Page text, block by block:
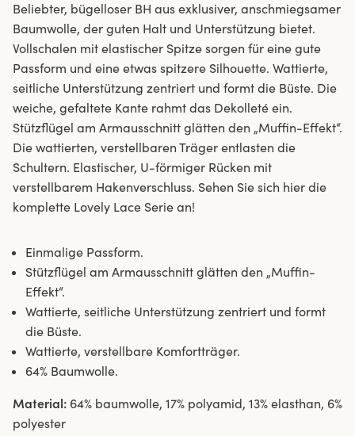
Beliebter, bügelloser BH aus exklusiver, anschmiegsamer
Baumwolle, der guten Halt und Unterstützung bietet.
Vollschalen mit elastischer Spitze sorgen für eine gute
Passform und eine etwas spitzere Silhouette. Wattierte,
seitliche Unterstützung zentriert und formt die Büste. Die
weiche, gefaltete Kante rahmt das Dekolleté ein.
Stützflügel am Armausschnitt glätten den „Muffin-Effekt“.
Die wattierten, verstellbaren Träger entlasten die
Schultern. Elastischer, U-förmiger Rücken mit
verstellbarem Hakenverschluss. Sehen Sie sich hier die
komplette Lovely Lace Serie an!
Einmalige Passform.
Stützflügel am Armausschnitt glätten den „Muffin-
Effekt“.
Wattierte, seitliche Unterstützung zentriert und formt
die Büste.
Wattierte, verstellbare Komfortträger.
64% Baumwolle.
Material: 64% baumwolle, 17% polyamid, 13% elasthan, 6%
polyester